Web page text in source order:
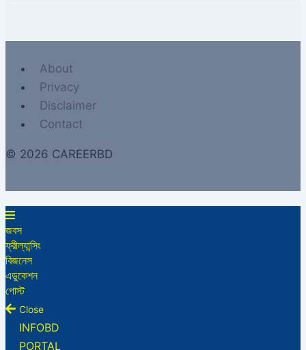
About
Privacy
Disclaimer
Contact
© 2026 CAREERBD
জবস
ফ্রীল্যান্সিং
বিজনেস
এডুকেশন
পোস্ট
Close
INFOBD
PORTAL